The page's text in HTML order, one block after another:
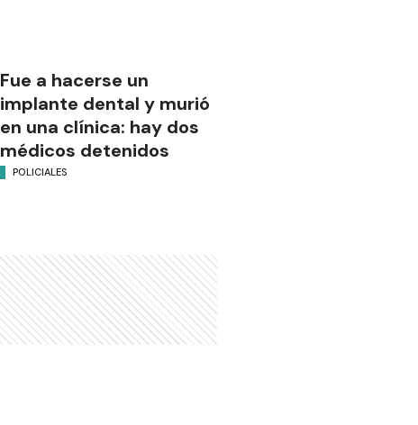
Fue a hacerse un
implante dental y murió
en una clínica: hay dos
médicos detenidos
POLICIALES